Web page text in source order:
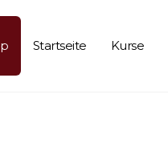
Startseite Kurse